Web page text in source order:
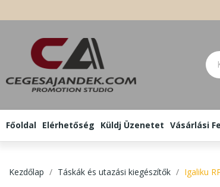
Főoldal Elérhetőség Küldj Üzenetet Vásárlási
Kezdőlap Táskák és utazási kiegészítők Igaliku